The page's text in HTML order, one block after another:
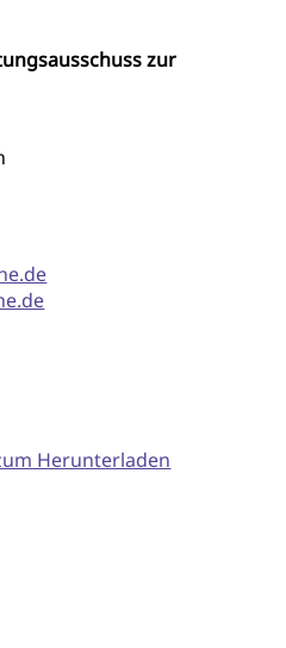
zur
Herunterladen